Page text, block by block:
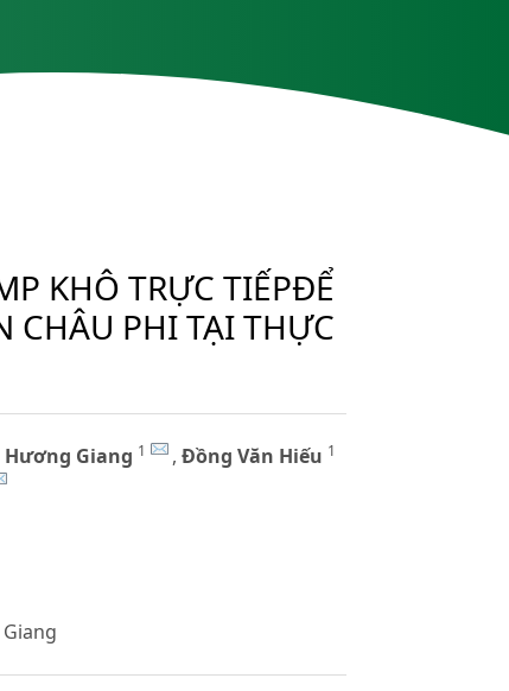
KHÔ TRỰC TIẾPĐỂ
CHÂU PHI TẠI THỰC
Hương Giang 1 ,Đồng Văn Hiếu 1